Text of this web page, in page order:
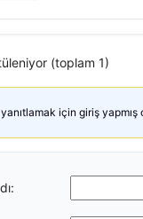
(toplam 1)
için giriş yapmış